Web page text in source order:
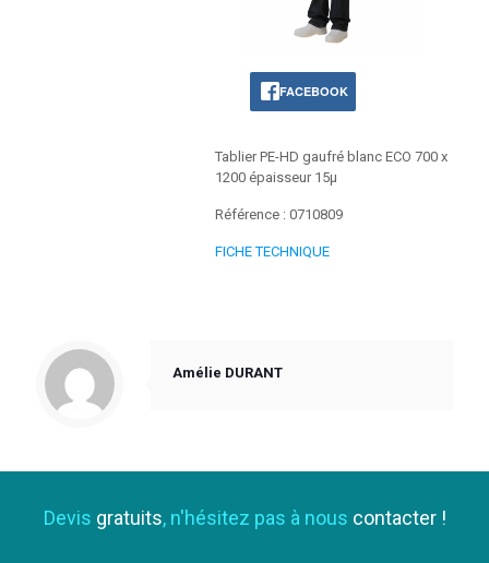
FACEBOOK
Tablier PE-HD gaufré blanc ECO 700 x
1200 épaisseur 15µ
Référence : 0710809
FICHE TECHNIQUE
Amélie DURANT
Devis gratuits, n'hésitez pas à nous contacter !